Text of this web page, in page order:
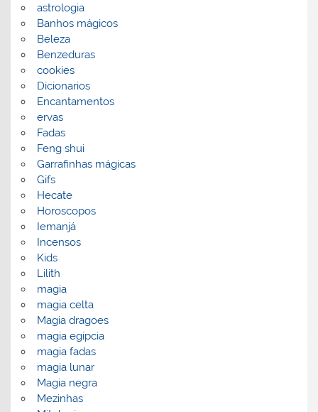
astrologia
Banhos mágicos
Beleza
Benzeduras
cookies
Dicionarios
Encantamentos
ervas
Fadas
Feng shui
Garrafinhas mágicas
Gifs
Hecate
Horoscopos
Iemanjá
Incensos
Kids
Lilith
magia
magia celta
Magia dragoes
magia egipcia
magia fadas
magia lunar
Magia negra
Mezinhas